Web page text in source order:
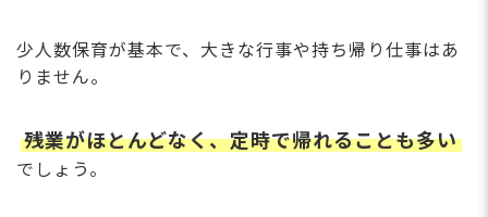
少人数保育が基本で、大きな行事や持ち帰り仕事はあ
りません。
残業がほとんどなく、定時で帰れることも多い
でしょう。